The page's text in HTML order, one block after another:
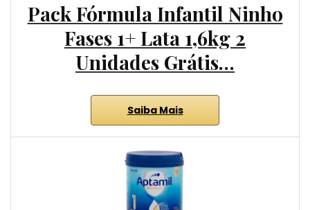
Pack Fórmula Infantil Ninho
Fases 1+ Lata 1,6kg 2
Unidades Grátis…
Saiba Mais